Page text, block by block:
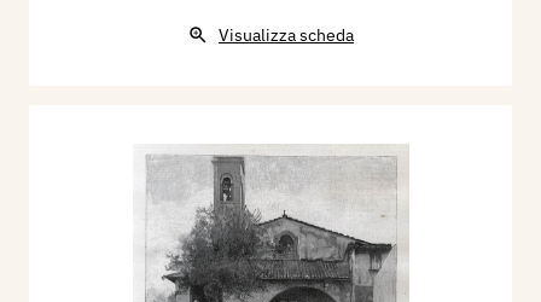
Visualizza scheda